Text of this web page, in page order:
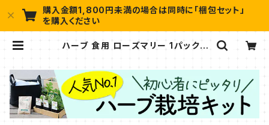
購入金額1,800円未満の場合は同時に「梱包セット」
を購入ください
ハーブ 食用 ローズマリー 1パック |